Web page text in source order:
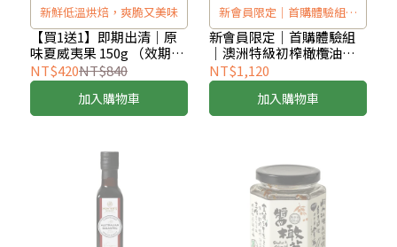
新鮮低溫烘焙，爽脆又美味
【買1送1】即期出清｜原
味夏威夷果 150g （效期至
2026/11/30） x2入
NT$420NT$840
加入購物車
新會員限定｜首購體驗組｜
結帳折$140，首購體驗價
$980
新會員限定｜首購體驗組
｜澳洲特級初榨橄欖油
250ml（效期2028年) +澳
洲特級蒜味初榨橄欖油
250ml＋橄欖葉麥蘆卡蜂蜜
潤喉糖 10 顆
NT$1,120
加入購物車